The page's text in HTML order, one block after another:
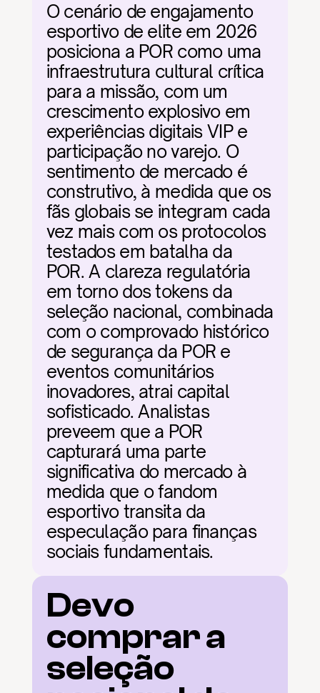
O cenário de engajamento
esportivo de elite em 2026
posiciona a POR como uma
infraestrutura cultural crítica
para a missão, com um
crescimento explosivo em
experiências digitais VIP e
participação no varejo. O
sentimento de mercado é
construtivo, à medida que os
fãs globais se integram cada
vez mais com os protocolos
testados em batalha da
POR. A clareza regulatória
em torno dos tokens da
seleção nacional, combinada
com o comprovado histórico
de segurança da POR e
eventos comunitários
inovadores, atrai capital
sofisticado. Analistas
preveem que a POR
capturará uma parte
significativa do mercado à
medida que o fandom
esportivo transita da
especulação para finanças
sociais fundamentais.
Devo
comprar a
seleção